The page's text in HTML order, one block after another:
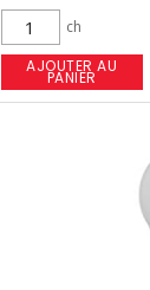
ch
AJOUTER AU
PANIER